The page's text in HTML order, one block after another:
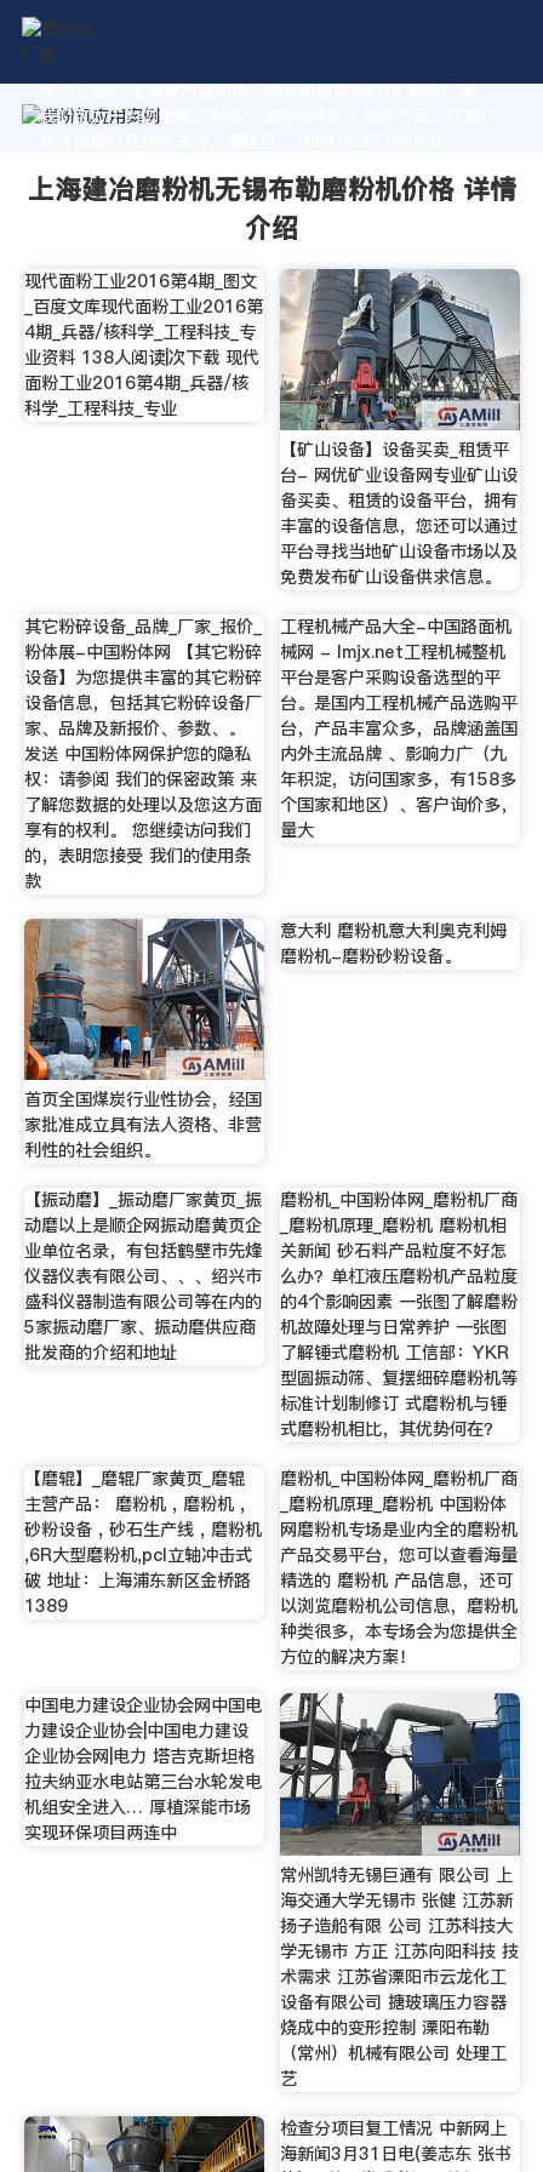
作为专业的 上海建冶磨粉机无锡布勒磨粉机价格 制造厂家，
我们致力于为您量身定制高价值的粉体加工系统方案。获取厂
上海建冶磨粉机无锡布勒磨粉机价格 详情
介绍
现代面粉工业2016第4期_图文
_百度文库现代面粉工业2016第
4期_兵器/核科学_工程科技_专
业资料 138人阅读|次下载 现代
面粉工业2016第4期_兵器/核
科学_工程科技_专业
【矿山设备】设备买卖_租赁平
台- 网优矿业设备网专业矿山设
备买卖、租赁的设备平台，拥有
丰富的设备信息，您还可以通过
平台寻找当地矿山设备市场以及
免费发布矿山设备供求信息。
其它粉碎设备_品牌_厂家_报价_
粉体展-中国粉体网 【其它粉碎
设备】为您提供丰富的其它粉碎
设备信息，包括其它粉碎设备厂
家、品牌及新报价、参数、。
发送 中国粉体网保护您的隐私
权：请参阅 我们的保密政策 来
了解您数据的处理以及您这方面
享有的权利。 您继续访问我们
的，表明您接受 我们的使用条
款
工程机械产品大全-中国路面机
械网 - lmjx.net工程机械整机
平台是客户采购设备选型的平
台。是国内工程机械产品选购平
台，产品丰富众多，品牌涵盖国
内外主流品牌 、影响力广（九
年积淀，访问国家多，有158多
个国家和地区）、客户询价多，
量大
首页全国煤炭行业性协会，经国
家批准成立具有法人资格、非营
利性的社会组织。
意大利 磨粉机意大利奥克利姆
磨粉机-磨粉砂粉设备。
【振动磨】_振动磨厂家黄页_振
动磨以上是顺企网振动磨黄页企
业单位名录，有包括鹤壁市先烽
仪器仪表有限公司、、、绍兴市
盛科仪器制造有限公司等在内的
5家振动磨厂家、振动磨供应商
批发商的介绍和地址
磨粉机_中国粉体网_磨粉机厂商
_磨粉机原理_磨粉机 磨粉机相
关新闻 砂石料产品粒度不好怎
么办？单杠液压磨粉机产品粒度
的4个影响因素 一张图了解磨粉
机故障处理与日常养护 一张图
了解锤式磨粉机 工信部：YKR
型圆振动筛、复摆细碎磨粉机等
标准计划制修订 式磨粉机与锤
式磨粉机相比，其优势何在？
【磨辊】_磨辊厂家黄页_磨辊
主营产品： 磨粉机 , 磨粉机 ,
砂粉设备 , 砂石生产线 , 磨粉机
,6R大型磨粉机,pcl立轴冲击式
破 地址：上海浦东新区金桥路
1389
磨粉机_中国粉体网_磨粉机厂商
_磨粉机原理_磨粉机 中国粉体
网磨粉机专场是业内全的磨粉机
产品交易平台，您可以查看海量
精选的 磨粉机 产品信息，还可
以浏览磨粉机公司信息，磨粉机
种类很多，本专场会为您提供全
方位的解决方案！
中国电力建设企业协会网中国电
力建设企业协会|中国电力建设
企业协会网|电力 塔吉克斯坦格
拉夫纳亚水电站第三台水轮发电
机组安全进入… 厚植深能市场
实现环保项目两连中
常州凯特无锡巨通有 限公司 上
海交通大学无锡市 张健 江苏新
扬子造船有限 公司 江苏科技大
学无锡市 方正 江苏向阳科技 技
术需求 江苏省溧阳市云龙化工
设备有限公司 搪玻璃压力容器
烧成中的变形控制 溧阳布勒
（常州）机械有限公司 处理工
艺
检查分项目复工情况 中新网上
海新闻3月31日电(姜志东 张书